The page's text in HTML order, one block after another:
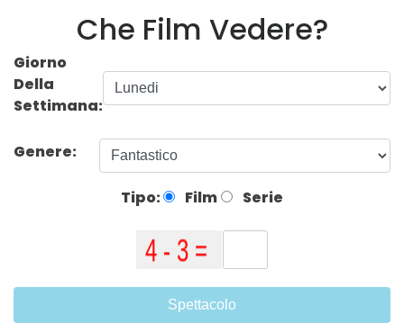
Che Film Vedere?
Giorno
Della
Settimana:
Genere:
Tipo: Film Serie
Spettacolo